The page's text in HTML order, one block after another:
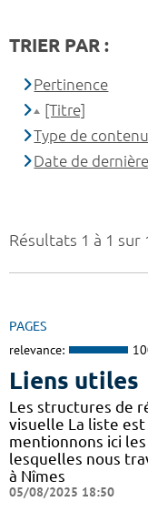
Résultats 1 à 1 sur
PAGES
relevance:
Liens utiles
Les structures de
visuelle La liste
mentionnons ici
lesquelles nous
à Nîmes
05/08/2025 18:50
TRIER PAR :
Pertinence
[Titre]
Type de contenu
Date de